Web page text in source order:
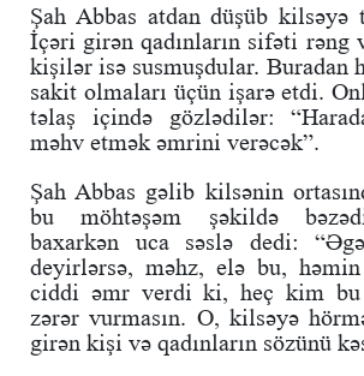
Şah Abbas atdan düşüb kilsəyə
İçəri girən qadınların sifəti rəng
kişilər isə susmuşdular. Buradan
sakit olmaları üçün işarə etdi.
təlaş içində gözlədilər:
məhv etmək əmrini verəcək”.
Şah Abbas gəlib kilsənin
bu möhtəşəm şəkildə
baxarkən uca səslə dedi:
deyirlərsə, məhz, elə bu,
ciddi əmr verdi ki, heç kim bu
zərər vurmasın. O, kilsəyə
girən kişi və qadınların sözünü